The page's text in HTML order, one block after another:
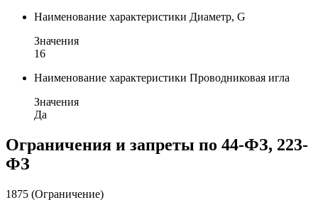
Наименование характеристики Диаметр, G
Значения
16
Наименование характеристики Проводниковая игла
Значения
Да
Ограничения и запреты по 44-ФЗ, 223-
ФЗ
1875 (Ограничение)